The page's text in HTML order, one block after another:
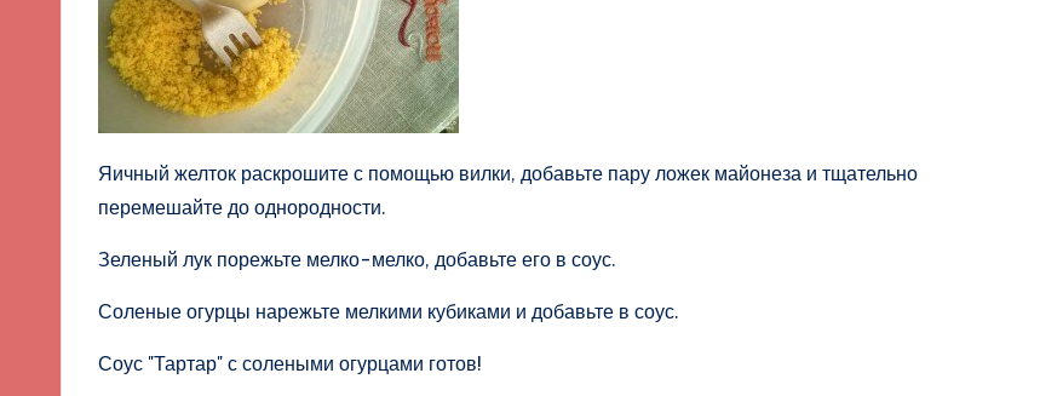
Яичный желток раскрошите с помощью вилки, добавьте пару ложек майонеза и тщательно
перемешайте до однородности.
Зеленый лук порежьте мелко-мелко, добавьте его в соус.
Соленые огурцы нарежьте мелкими кубиками и добавьте в соус.
Соус "Тартар" с солеными огурцами готов!